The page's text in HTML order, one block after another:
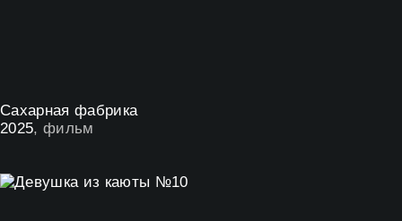
Сахарная фабрика
2025, фильм